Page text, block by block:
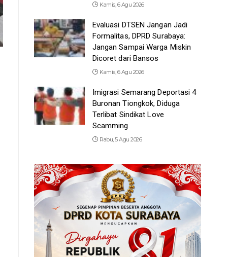
Kamis, 6 Agu 2026
Evaluasi DTSEN Jangan Jadi
Formalitas, DPRD Surabaya:
Jangan Sampai Warga Miskin
Dicoret dari Bansos
Kamis, 6 Agu 2026
Imigrasi Semarang Deportasi 4
Buronan Tiongkok, Diduga
Terlibat Sindikat Love
Scamming
Rabu, 5 Agu 2026